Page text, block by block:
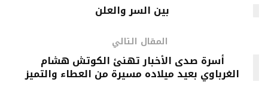
بين السر والعلن
المقال التالي
أسرة صدى الأخبار تهنئ الكوتش هشام
الغرباوي بعيد ميلاده مسيرة من العطاء والتميز